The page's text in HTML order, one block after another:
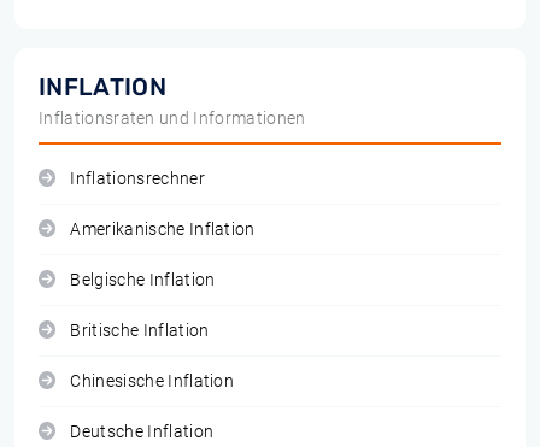
INFLATION
Inflationsraten und Informationen
Inflationsrechner
Amerikanische Inflation
Belgische Inflation
Britische Inflation
Chinesische Inflation
Deutsche Inflation